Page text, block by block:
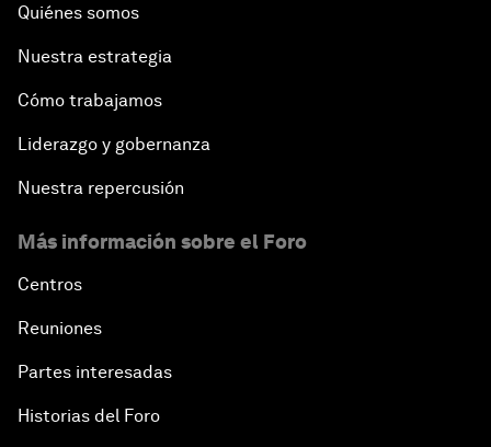
Quiénes somos
Nuestra estrategia
Cómo trabajamos
Liderazgo y gobernanza
Nuestra repercusión
Más información sobre el Foro
Centros
Reuniones
Partes interesadas
Historias del Foro